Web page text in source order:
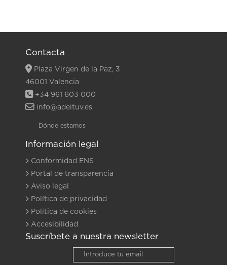
Contacta
Plaza Virgen de la Paz, 3
46001 Valencia
+34 961 603 000
info@adeituv.es
Dónde estamos
Información legal
Conformidad ENS
Portal de transparencia
Aviso legal
Política de privacidad
Política de cookies
Accesibilidad
Suscríbete a nuestra newsletter